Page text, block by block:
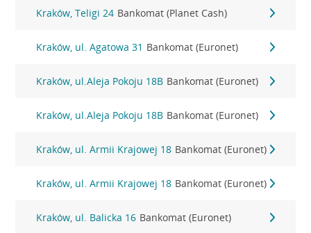
Kraków, Teligi 24 Bankomat (Planet Cash)
Kraków, ul. Agatowa 31 Bankomat (Euronet)
Kraków, ul.Aleja Pokoju 18B Bankomat (Euronet)
Kraków, ul.Aleja Pokoju 18B Bankomat (Euronet)
Kraków, ul. Armii Krajowej 18 Bankomat (Euronet)
Kraków, ul. Armii Krajowej 18 Bankomat (Euronet)
Kraków, ul. Balicka 16 Bankomat (Euronet)